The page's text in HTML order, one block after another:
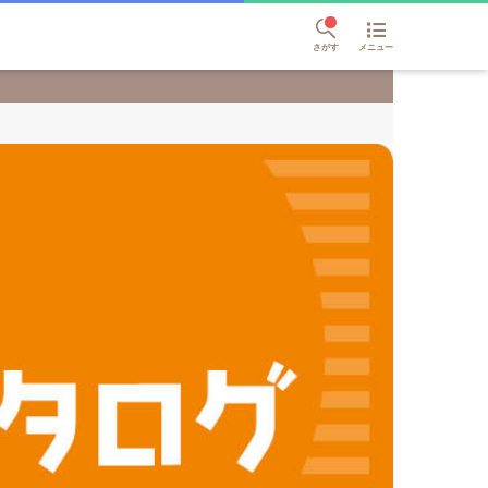
さがす メニュー